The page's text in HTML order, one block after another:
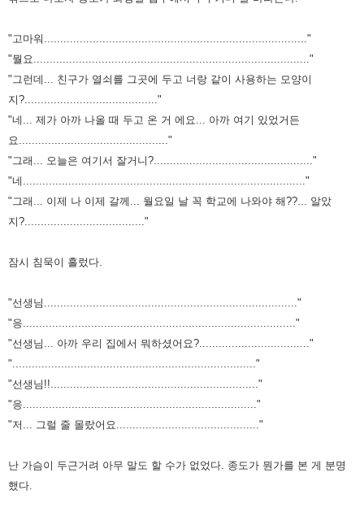
"고마워................................................................................."
"뭘요....................................................................................."
"그런데... 친구가 열쇠를 그곳에 두고 너랑 같이 사용하는 모양이
지?........................................."
"네... 제가 아까 나올 때 두고 온 거 에요... 아까 여기 있었거든
요.............................................."
"그래... 오늘은 여기서 잘거니?................................................."
"네......................................................................................."
"그래... 이제 나 이제 갈께... 월요일 날 꼭 학교에 나와야 해??... 알았
지?....................................."
잠시 침묵이 흘렀다.
"선생님.............................................................................."
"응...................................................................................."
"선생님... 아까 우리 집에서 뭐하셨어요?.................................."
"..........................................................................."
"선생님!!................................................................"
"응........................................................................"
"저... 그럴 줄 몰랐어요............................................"
난 가슴이 두근거려 아무 말도 할 수가 없었다. 종도가 뭔가를 본 게 분명
했다.